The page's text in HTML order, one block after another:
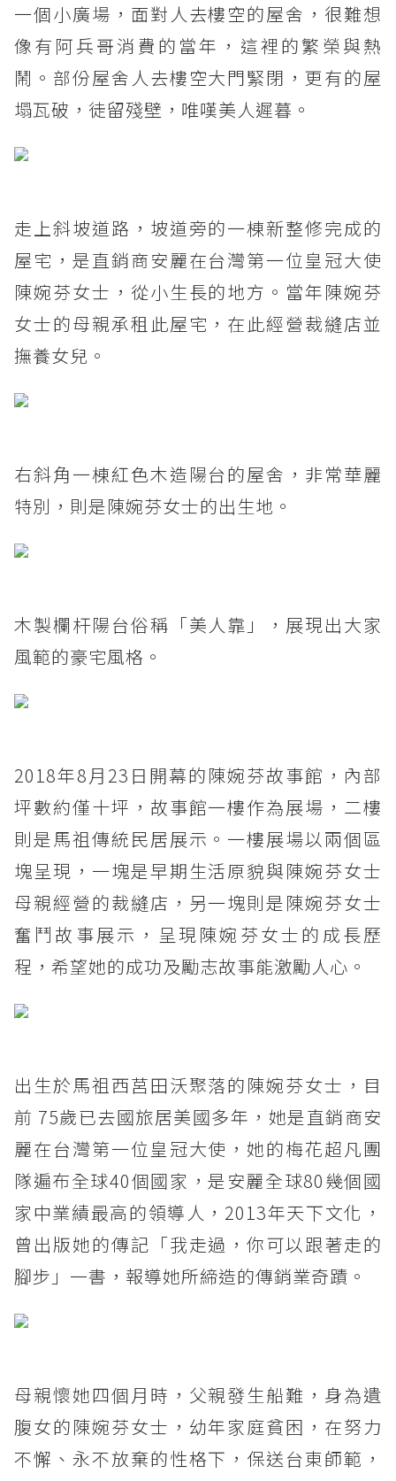
一個小廣場，面對人去樓空的屋舍，很難想
像有阿兵哥消費的當年，這裡的繁榮與熱
鬧。部份屋舍人去樓空大門緊閉，更有的屋
塌瓦破，徒留殘壁，唯嘆美人遲暮。
走上斜坡道路，坡道旁的一棟新整修完成的
屋宅，是直銷商安麗在台灣第一位皇冠大使
陳婉芬女士，從小生長的地方。當年陳婉芬
女士的母親承租此屋宅，在此經營裁縫店並
撫養女兒。
右斜角一棟紅色木造陽台的屋舍，非常華麗
特別，則是陳婉芬女士的出生地。
木製欄杆陽台俗稱「美人靠」，展現出大家
風範的豪宅風格。
2018年8月23日開幕的陳婉芬故事館，內部
坪數約僅十坪，故事館一樓作為展場，二樓
則是馬祖傳統民居展示。一樓展場以兩個區
塊呈現，一塊是早期生活原貌與陳婉芬女士
母親經營的裁縫店，另一塊則是陳婉芬女士
奮鬥故事展示，呈現陳婉芬女士的成長歷
程，希望她的成功及勵志故事能激勵人心。
出生於馬祖西莒田沃聚落的陳婉芬女士，目
前 75歲已去國旅居美國多年，她是直銷商安
麗在台灣第一位皇冠大使，她的梅花超凡團
隊遍布全球40個國家，是安麗全球80幾個國
家中業績最高的領導人，2013年天下文化，
曾出版她的傳記「我走過，你可以跟著走的
腳步」一書，報導她所締造的傳銷業奇蹟。
母親懷她四個月時，父親發生船難，身為遺
腹女的陳婉芬女士，幼年家庭貧困，在努力
不懈、永不放棄的性格下，保送台東師範，